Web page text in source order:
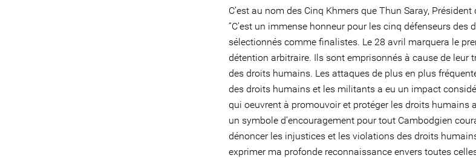
C’est au nom des Cinq Khmers que Thun Saray, Président
“C’est un immense honneur pour les cinq défenseurs des
sélectionnés comme finalistes. Le 28 avril marquera le
détention arbitraire. Ils sont emprisonnés à cause de leur
des droits humains. Les attaques de plus en plus
des droits humains et les militants a eu un impact
qui oeuvrent à promouvoir et protéger les droits humains
un symbole d’encouragement pour tout Cambodgien
dénoncer les injustices et les violations des droits
exprimer ma profonde reconnaissance envers toutes